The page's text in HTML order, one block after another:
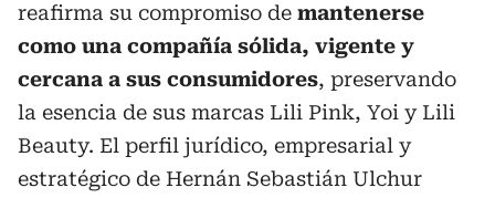
reafirma su compromiso de mantenerse
como una compañía sólida, vigente y
cercana a sus consumidores, preservando
la esencia de sus marcas Lili Pink, Yoi y Lili
Beauty. El perfil jurídico, empresarial y
estratégico de Hernán Sebastián Ulchur